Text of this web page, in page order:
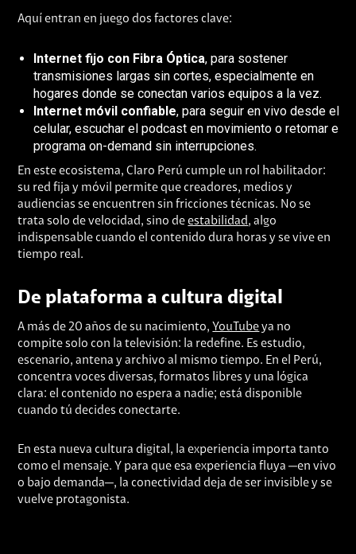
Aquí entran en juego dos factores clave:
Internet fijo con Fibra Óptica, para sostener
transmisiones largas sin cortes, especialmente en
hogares donde se conectan varios equipos a la vez.
Internet móvil confiable, para seguir en vivo desde el
celular, escuchar el podcast en movimiento o retomar el
programa on-demand sin interrupciones.
En este ecosistema, Claro Perú cumple un rol habilitador:
su red fija y móvil permite que creadores, medios y
audiencias se encuentren sin fricciones técnicas. No se
trata solo de velocidad, sino de estabilidad, algo
indispensable cuando el contenido dura horas y se vive en
tiempo real.
De plataforma a cultura digital
A más de 20 años de su nacimiento, YouTubeya no
compite solo con la televisión: la redefine. Es estudio,
escenario, antena y archivo al mismo tiempo. En el Perú,
concentra voces diversas, formatos libres y una lógica
clara: el contenido no espera a nadie; está disponible
cuando tú decides conectarte.
En esta nueva cultura digital, la experiencia importa tanto
como el mensaje. Y para que esa experiencia fluya —en vivo
o bajo demanda—, la conectividad deja de ser invisible y se
vuelve protagonista.